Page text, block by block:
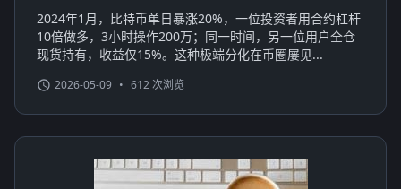
2024年1月，比特币单日暴涨20%，一位投资者用合约杠杆
10倍做多，3小时操作200万；同一时间，另一位用户全仓
现货持有，收益仅15%。这种极端分化在币圈屡见...
2026-05-09 • 612 次浏览